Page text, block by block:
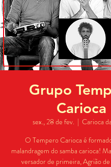
Grupo
Carioca
sex., 28 de fev.
  |
Carioca
O Tempero Carioca é
malandragem do samba carioca!
versador de primeira, Agrião